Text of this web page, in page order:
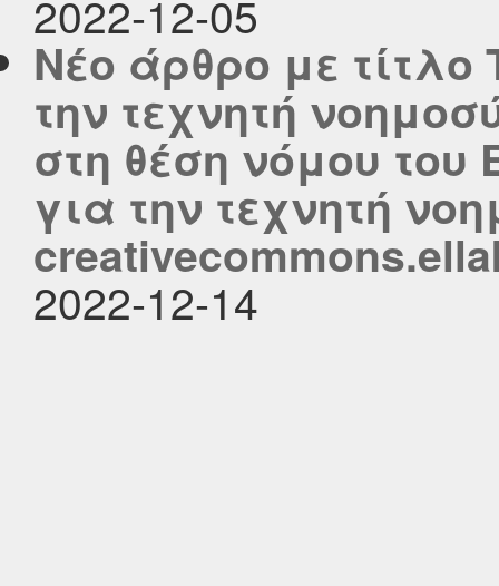
2022-12-05
Νέο άρθρο με
την τεχνητή
στη θέση νόμου
για την τεχνητή
2022-12-14